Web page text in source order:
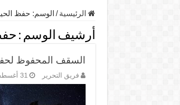
الرئيسية / الوسم: حفظ
أرشيف الوسم :
السقف المحفوظ
فريق التحرير 31 أغسطس، 2023